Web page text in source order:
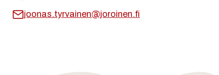
joonas.tyrvainen@joroinen.fi